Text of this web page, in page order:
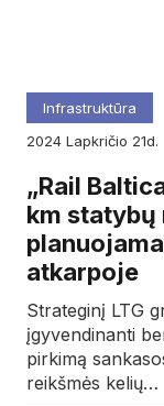
Infrastruktūra
2024
lapkričio 21d.
„Rail
km statybų
atkarpoje
Strateginį LTG
įgyvendinanti
pirkimą
reikšmės kelių…